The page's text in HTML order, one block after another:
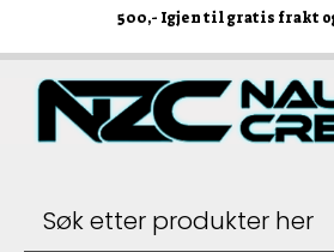
500,- Igjen til gratis frakt